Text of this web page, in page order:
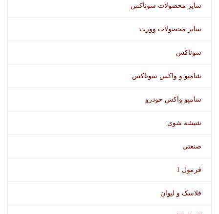
سایر محصولات سوناکس
سایر محصولات وورث
سوناکس
شامپو و واکس سوناکس
شامپو واکس خودرو
شیشه شوی
صنعتی
فرمول 1
فلاسک و لیوان